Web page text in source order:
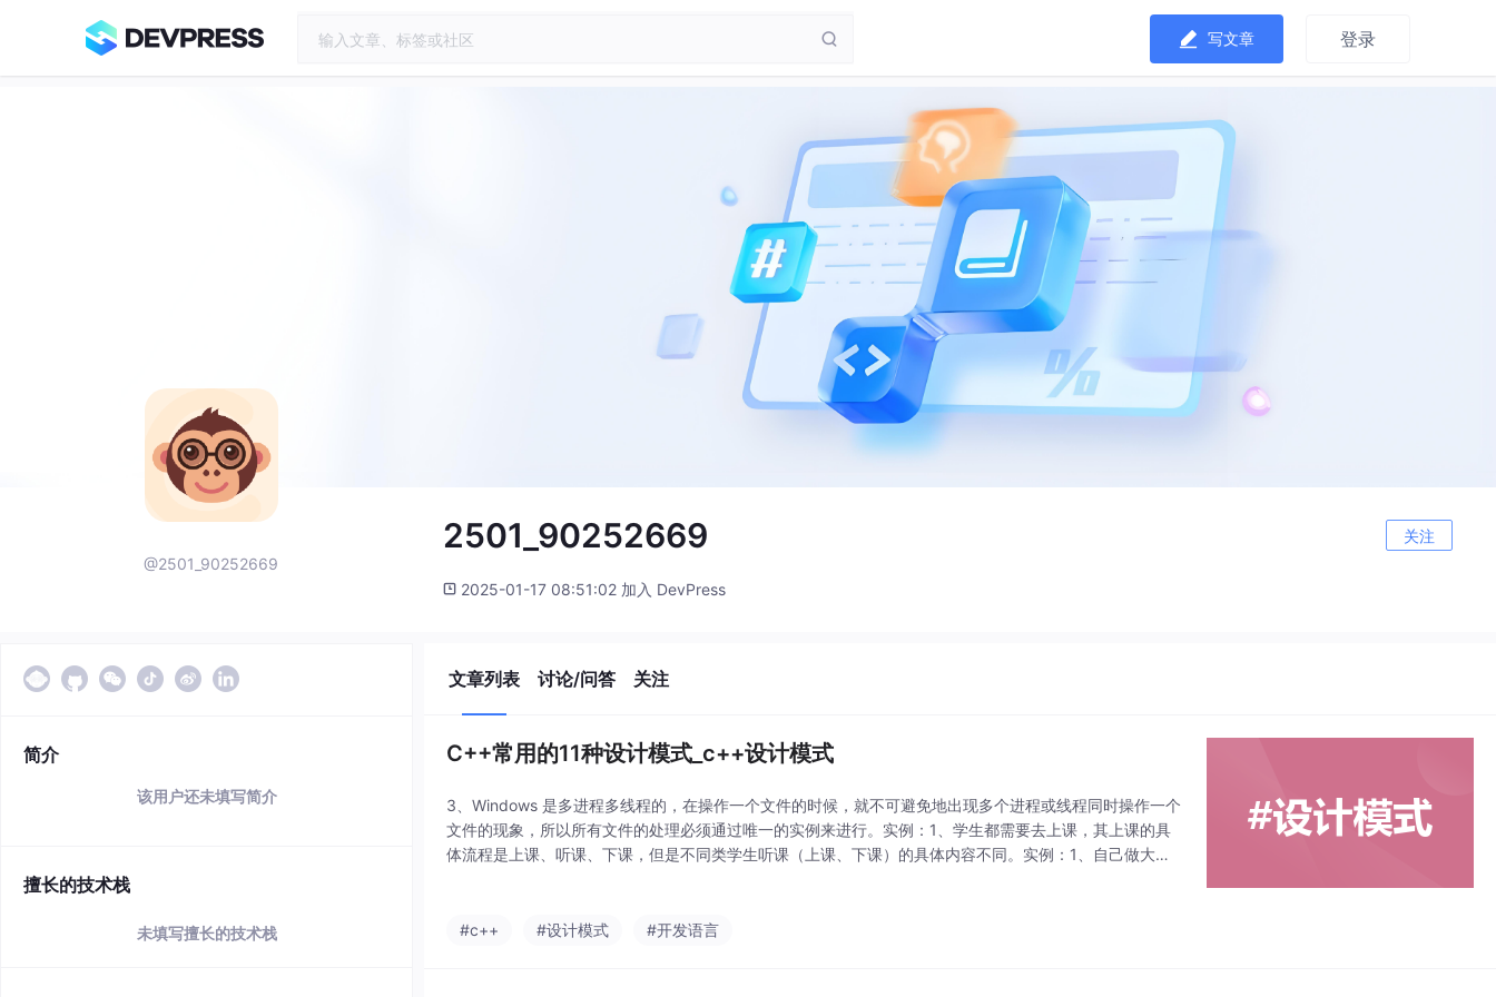
写文章 登录
@2501_90252669
2501_90252669 关注
2025-01-17 08:51:02 加入 DevPress
简介
该用户还未填写简介
擅长的技术栈
未填写擅长的技术栈
文章列表 讨论/问答 关注
C++常用的11种设计模式_c++设计模式
3、Windows 是多进程多线程的，在操作一个文件的时候，就不可避免地出现多个进程或线程同时操作一个
文件的现象，所以所有文件的处理必须通过唯一的实例来进行。实例：1、学生都需要去上课，其上课的具
体流程是上课、听课、下课，但是不同类学生听课（上课、下课）的具体内容不同。实例：1、自己做大餐
#c++
#设计模式 #开发语言